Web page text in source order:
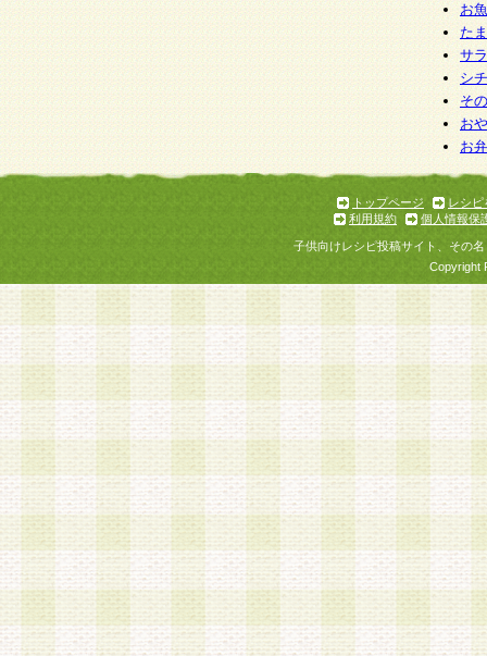
お
た
サ
シ
そ
お
お
トップページ
レシピ
利用規約
個人情報保
子供向けレシピ投稿サイト、その
Copyright